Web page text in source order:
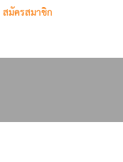
สมัครสมาชิก